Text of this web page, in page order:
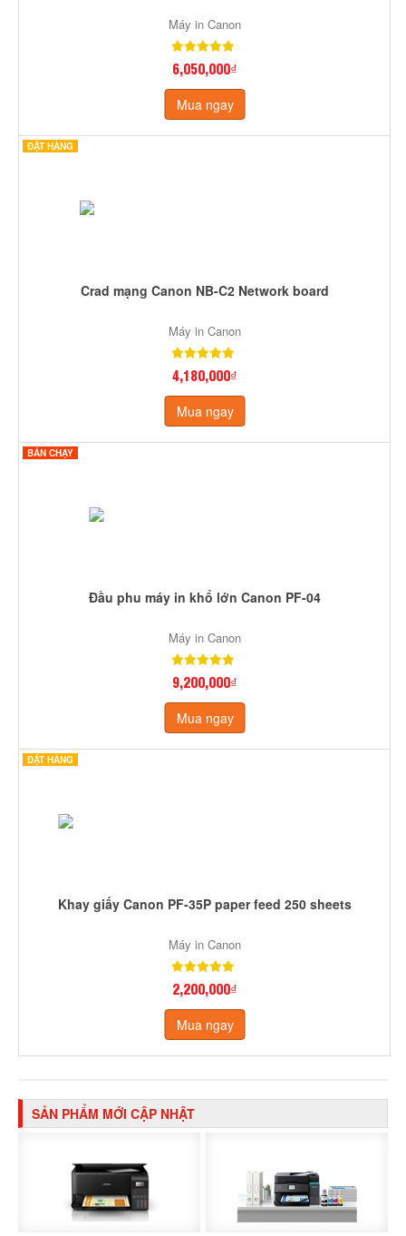
Máy in Canon
6,050,000₫
Mua ngay
ĐẶT HÀNG
Crad mạng Canon NB-C2 Network board
Máy in Canon
4,180,000₫
Mua ngay
BÁN CHẠY
Đầu phu máy in khổ lớn Canon PF-04
Máy in Canon
9,200,000₫
Mua ngay
ĐẶT HÀNG
Khay giấy Canon PF-35P paper feed 250 sheets
Máy in Canon
2,200,000₫
Mua ngay
SẢN PHẨM MỚI CẬP NHẬT